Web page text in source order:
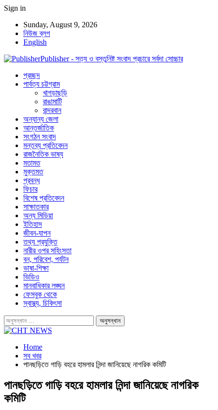
Sign in
Sunday, August 9, 2026
নিউজ ব্লগ
English
Publisher - সত্য ও বস্তুনিষ্ট সংবাদ প্রচারে সর্বদা সোচ্চার
প্রচ্ছদ
পার্বত্য চট্টগ্রাম
খাগড়াছড়ি
রাঙামাটি
বান্দরবান
অন্যান্য জেলা
আন্তর্জাতিক
সংগঠন সংবাদ
মন্তব্য প্রতিবেদন
রাজনৈতিক ভাষ্য
মতামত
মুক্তমত
প্রবন্ধ
ফিচার
বিশেষ প্রতিবেদন
সাক্ষাতকার
অন্য মিডিয়া
ইতিহাস
জীবন-যাপন
তথ্য প্রযুক্তি
নারীর ওপর সহিংসতা
বন, পরিবেশ, পর্যটন
ভাষা-শিক্ষা
ভিডিও
মানবাধিকার লঙ্ঘন
ফেসবুক থেকে
স্বাস্থ্য, চিকিৎসা
Home
সব খবর
পানছড়িতে গাড়ি বহরে হামলার নিন্দা জানিয়েছে নাগরিক কমিটি
পানছড়িতে গাড়ি বহরে হামলার নিন্দা জানিয়েছে নাগরিক
কমিটি